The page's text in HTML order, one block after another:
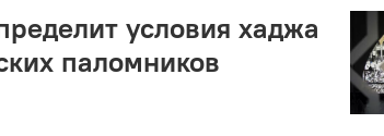
условия хаджа
паломников